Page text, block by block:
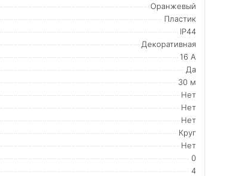
Оранжевый
Пластик
IP44
Декоративная
16 А
Да
30 м
Нет
Нет
Нет
Круг
Нет
0
4